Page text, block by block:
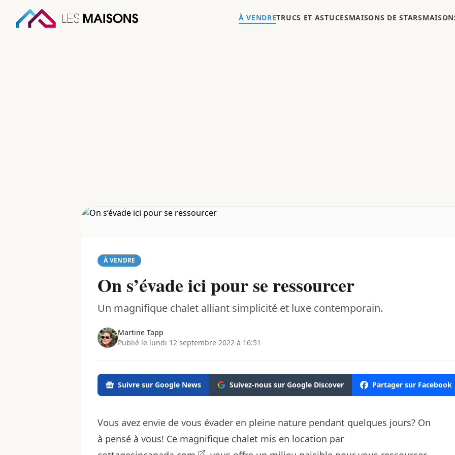
À VENDRETRUCS ET ASTUCESMAISONS DE STARS
À VENDRE
On s’évade ici pour se ressourcer
Un magnifique chalet alliant simplicité et luxe contemporain.
Martine Tapp
Publié le lundi 12 septembre 2022 à 16:51
Suivre sur Google News Suivez-nous sur Google Discover Partager sur Facebook
Vous avez envie de vous évader en pleine nature pendant quelques jours? On
à pensé à vous! Ce magnifique chalet mis en location par